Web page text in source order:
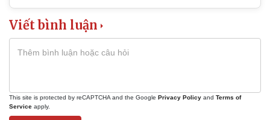
Viết bình luận
This site is protected by reCAPTCHA and the Google Privacy Policy and Terms of
Service apply.